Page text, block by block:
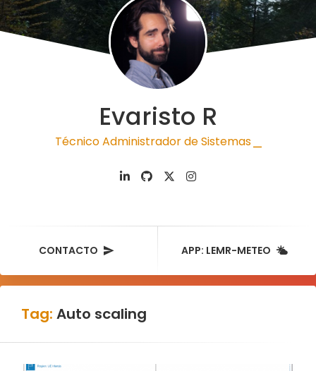
Evaristo R
Técnico Administrador de Sistemas |
CONTACTO APP: LEMR-METEO
Tag: Auto scaling